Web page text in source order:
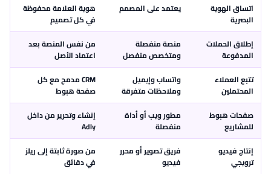
اتساق الهوية
البصرية
يعتمد على المصمم
هوية العلامة محفوظة
في كل تصميم
إطلاق الحملات
المدفوعة
منصة منفصلة
ومتخصص منفصل
من نفس المنصة بعد
اعتماد الأصل
تتبع العملاء
المحتملين
واتساب وإيميل
وملاحظات متفرقة
CRM مدمج مع كل
صفحة هبوط
صفحات هبوط
للمشاريع
مطور ويب أو أداة
منفصلة
إنشاء وتحرير من داخل
Adly
إنتاج فيديو
ترويجي
فريق تصوير أو محرر
فيديو
من صورة ثابتة إلى ريلز
في دقائق